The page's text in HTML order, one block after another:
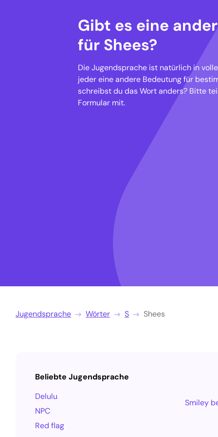
Gibt es eine
für Shees?
Die Jugendsprache ist natürlich in
jeder eine andere Bedeutung für
schreibst du das Wort anders? Bitte
Formular mit.
Jugendsprache Wörter S Shees
Beliebte Jugendsprache
Delulu
NPC
Red flag
Smiley